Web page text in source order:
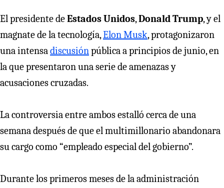
El presidente deEstados Unidos,Donald Trump, y el
magnate de la tecnología,Elon Musk, protagonizaron
una intensadiscusiónpública a principios de junio, en
la que presentaron una serie de amenazas y
acusaciones cruzadas.
La controversia entre ambos estalló cerca de una
semana después de que el multimillonario abandonara
su cargo como “empleado especial del gobierno”.
Durante los primeros meses de la administración